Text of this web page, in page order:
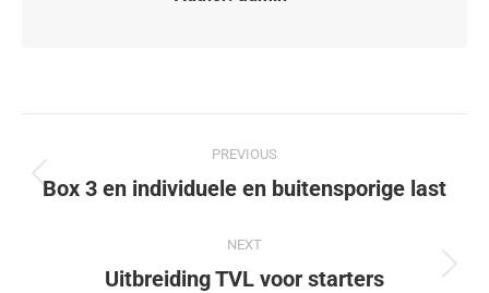
PREVIOUS
Box 3 en individuele en buitensporige last
NEXT
Uitbreiding TVL voor starters